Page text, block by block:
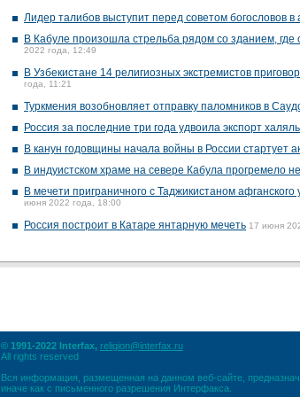
Лидер талибов выступит перед советом богословов в
В Кабуле произошла стрельба рядом со зданием, где
2022 года, 12:49
В Узбекистане 14 религиозных экстремистов
года, 11:21
Туркмения возобновляет отправку паломников в
Россия за последние три года удвоила экспорт
В канун годовщины начала войны в России стартует
В индуистском храме на севере Кабула прогремело
В мечети приграничного с Таджикистаном
июня 2022 года, 18:00
Россия построит в Катаре янтарную мечеть 17 июня
© 1991-2022 Interfax, religion@interfax.ru
All rights reserved
Вся информация, размещенная на данном веб-сайте,
иначе как с письменного разрешения Интерфакса.